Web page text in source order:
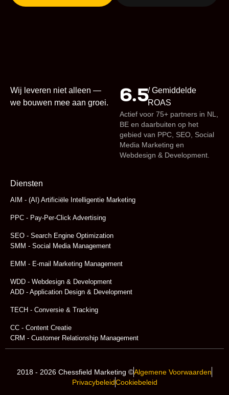
Wij leveren niet alleen —
we bouwen mee aan groei.
6.5/ Gemiddelde
ROAS
Actief voor 75+ partners in NL,
BE en daarbuiten op het
gebied van PPC, SEO, Social
Media Marketing en
Webdesign & Development.
Diensten
AIM - (AI) Artificiële Intelligentie Marketing
PPC - Pay-Per-Click Advertising
SEO - Search Engine Optimization
SMM - Social Media Management
EMM - E-mail Marketing Management
WDD - Webdesign & Development
ADD - Application Design & Development
TECH - Conversie & Tracking
CC - Content Creatie
CRM - Customer Relationship Management
2018 - 2026 Chessfield Marketing ©Algemene Voorwaarden
PrivacybeleidCookiebeleid